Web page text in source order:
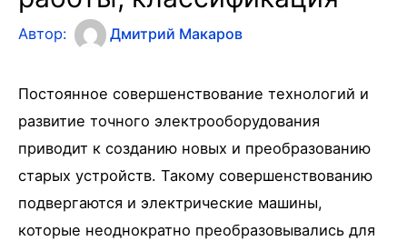
Автор: Дмитрий Макаров
Постоянное совершенствование технологий и
развитие точного электрооборудования
приводит к созданию новых и преобразованию
старых устройств. Такому совершенствованию
подвергаются и электрические машины,
которые неоднократно преобразовывались для